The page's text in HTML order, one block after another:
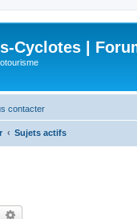
Cyclotes |
contacter
Sujets actifs
Rechercher